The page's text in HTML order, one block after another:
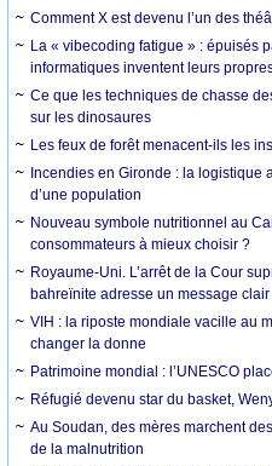
Comment X est devenu l’un des
La « vibecoding fatigue » : épuisés
informatiques inventent leurs
Ce que les techniques de chasse
sur les dinosaures
Les feux de forêt menacent-ils les
Incendies en Gironde : la logistique
d’une population
Nouveau symbole nutritionnel au
consommateurs à mieux choisir ?
Royaume-Uni. L’arrêt de la Cour
bahreïnite adresse un message
VIH : la riposte mondiale vacille au
changer la donne
Patrimoine mondial : l’UNESCO
Réfugié devenu star du basket,
Au Soudan, des mères marchent
de la malnutrition